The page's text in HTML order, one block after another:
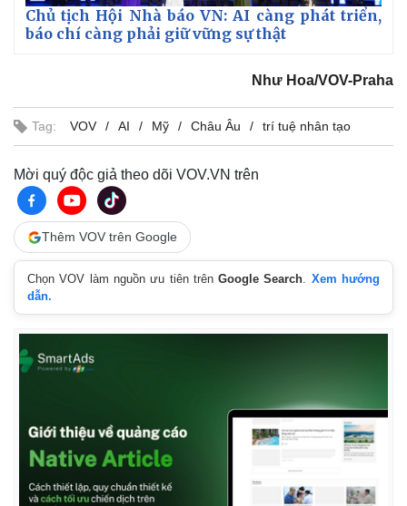
Chủ tịch Hội Nhà báo VN: AI càng phát triển,
báo chí càng phải giữ vững sự thật
Như Hoa/VOV-Praha
Tag: VOV AI Mỹ Châu Âu trí tuệ nhân tạo
Mời quý độc giả theo dõi VOV.VN trên
Thêm VOV trên Google
Chọn VOV làm nguồn ưu tiên trênGoogle Search. Xem hướng
dẫn.